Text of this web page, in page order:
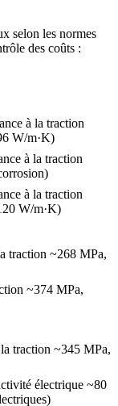
selon les normes
des coûts :
à la traction
W/m·K)
à la traction
à la traction
W/m·K)
traction ~268 MPa,
~374 MPa,
traction ~345 MPa,
électrique ~80